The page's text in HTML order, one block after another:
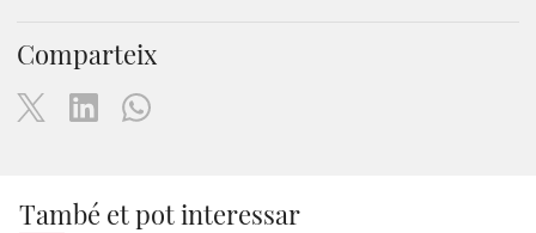
Comparteix
També et pot interessar